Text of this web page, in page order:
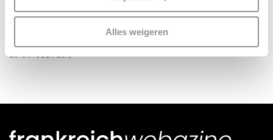
scannen op specifieke eigenschappen (fingerprinting)
verwerkt en stel uw voorkeuren in het
U kunt uw toestemming op elk moment wijzigen of
functionele cookiesom je een optimale
Alles weigeren
reise-inspiration
GRÜSSE AUS … Martinique & Guadeloupe
23. OKTOBER 2019